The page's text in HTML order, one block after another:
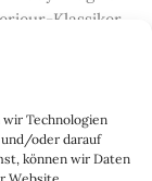
Technologien
oder darauf
können wir Daten
Klassiker
guten
„Made in
denen wir
bieten, sowie
machen.